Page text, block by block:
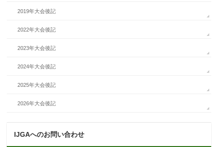
2019年大会後記
2022年大会後記
2023年大会後記
2024年大会後記
2025年大会後記
2026年大会後記
IJGAへのお問い合わせ